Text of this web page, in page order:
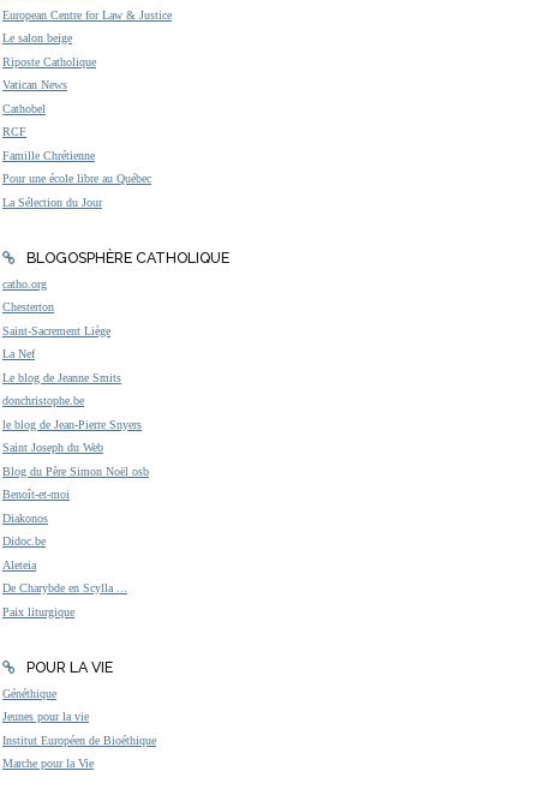
European Centre for Law & Justice
Le salon beige
Riposte Catholique
Vatican News
Cathobel
RCF
Famille Chrétienne
Pour une école libre au Québec
La Sélection du Jour
BLOGOSPHÈRE CATHOLIQUE
catho.org
Chesterton
Saint-Sacrement Liège
La Nef
Le blog de Jeanne Smits
donchristophe.be
le blog de Jean-Pierre Snyers
Saint Joseph du Web
Blog du Père Simon Noël osb
Benoît-et-moi
Diakonos
Didoc.be
Aleteia
De Charybde en Scylla ...
Paix liturgique
POUR LA VIE
Généthique
Jeunes pour la vie
Institut Européen de Bioéthique
Marche pour la Vie